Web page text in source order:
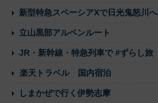
新型特急スペーシアXで日光鬼怒川へ
立山黒部アルペンルート
JR・新幹線・特急列車で #ずらし旅
楽天トラベル 国内宿泊
しまかぜで行く伊勢志摩